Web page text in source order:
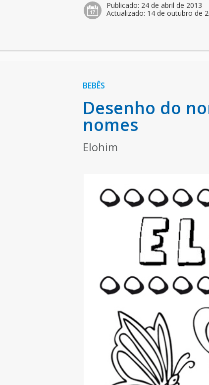
Publicado: 24 de abril de 2013
Actualizado: 14 de outubro de
BEBÊS
Desenho do
nomes
Elohim